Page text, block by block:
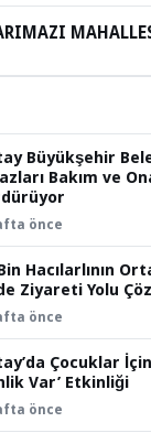
Büyükşehir
Bakım ve
önce
Hacılarlının
Ziyareti Yolu
önce
Çocuklar
Var’ Etkinliği
önce